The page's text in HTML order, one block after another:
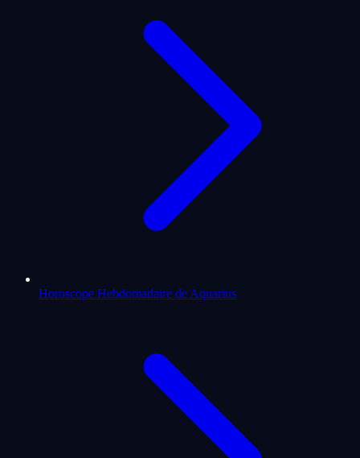
Horoscope Hebdomadaire de Aquarius